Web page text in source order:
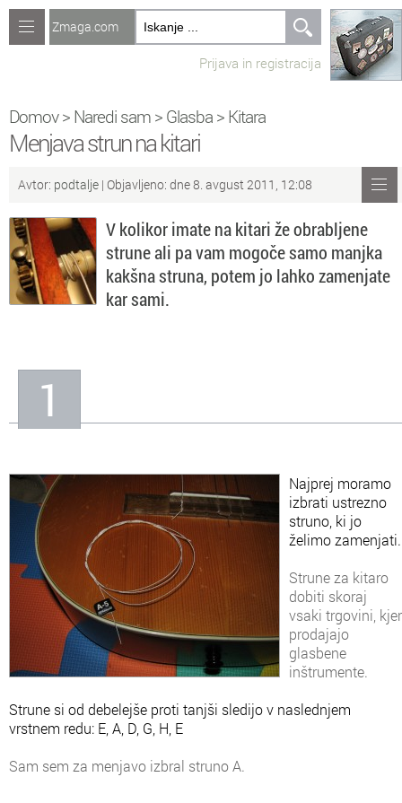
Računalništvo
Recepti
Naredi sam
Forum
Preverjanje znanja
Sv Sveže teme na forumu
Zmaga.com
Prijava in registracija
Domov> Naredi sam > Glasba > Kitara
Menjava strun na kitari
Avtor: podtalje | Objavljeno: dne 8. avgust 2011, 12:08
V kolikor imate na kitari že obrabljene
strune ali pa vam mogoče samo manjka
kakšna struna, potem jo lahko zamenjate
kar sami.
1
Najprej moramo
izbrati ustrezno
struno, ki jo
želimo zamenjati.
Strune za kitaro
dobiti skoraj
vsaki trgovini, kjer
prodajajo
glasbene
inštrumente.
Strune si od debelejše proti tanjši sledijo v naslednjem
vrstnem redu: E, A, D, G, H, E
Sam sem za menjavo izbral struno A.